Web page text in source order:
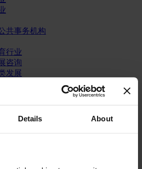
Details About
共事务机构
行业
咨询
发展
业